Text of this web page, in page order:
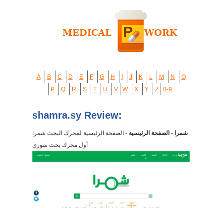
A B C D E F G H J K L M N
O
P
Q R S T U V W X Y Z 0-9
shamra.sy Review:
شمرا - الصفحة الرئيسية - الصفحة الرئيسية لمحرك البحث شمرا
أول محرك بحث سوري